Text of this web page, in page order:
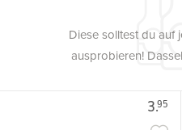
Diese solltest du auf
ausprobieren!
3.95